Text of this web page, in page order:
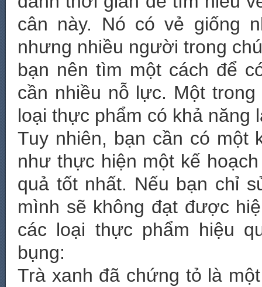
cân này. Nó có vẻ giống
nhưng nhiều người trong
bạn nên tìm một cách để
cần nhiều nỗ lực. Một
loại thực phẩm có khả năng
Tuy nhiên, bạn cần có một
như thực hiện một kế
quả tốt nhất. Nếu bạn chỉ
mình sẽ không đạt được
các loại thực phẩm hiệu
bụng:
Trà xanh đã chứng tỏ là